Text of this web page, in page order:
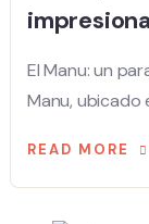
El Manu: un
Manu, ubicado
READ MORE